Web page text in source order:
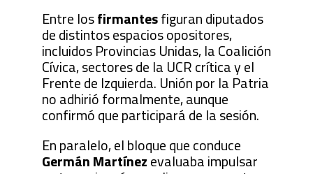
Entre losfirmantesfiguran diputados
de distintos espacios opositores,
incluidos Provincias Unidas, la Coalición
Cívica, sectores de la UCR crítica y el
Frente de Izquierda. Unión por la Patria
no adhirió formalmente, aunque
confirmó que participará de la sesión.
En paralelo, el bloque que conduce
Germán Martínezevaluaba impulsar